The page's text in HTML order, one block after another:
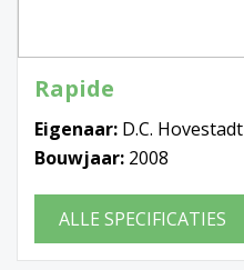
Rapide
Eigenaar: D.C. Hovestadt
Bouwjaar: 2008
ALLE SPECIFICATIES